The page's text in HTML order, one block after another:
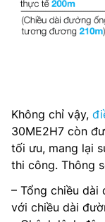
Không chỉ vậy,
30ME2H7 còn
tối ưu, mang lại
thi công. Thông
– Tổng chiều
với chiều dài